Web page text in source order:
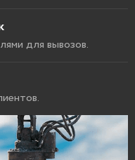
для вывозов.